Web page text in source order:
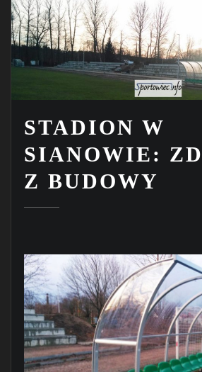
STADION W
SIANOWIE:
Z BUDOWY